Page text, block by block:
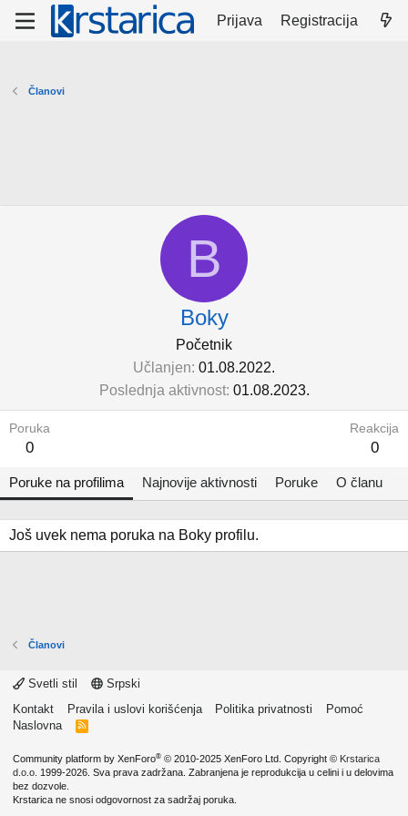
Prijava Registracija
Članovi
B
Boky
Početnik
Učlanjen 01.08.2022.
Poslednja aktivnost 01.08.2023.
Poruka
0
Reakcija
0
Poruke na profilima Najnovije aktivnosti Poruke O članu
Još uvek nema poruka na Boky profilu.
Članovi
Svetli stil
Srpski
Kontakt
Pravila i uslovi korišćenja Politika privatnosti
Pomoć
Naslovna
R
Community platform by XenForo® © 2010-2025 XenForo Ltd. Copyright © Krstarica
d.o.o. 1999-2026. Sva prava zadržana. Zabranjena je reprodukcija u celini i u delovima
bez dozvole.
Krstarica ne snosi odgovornost za sadržaj poruka.